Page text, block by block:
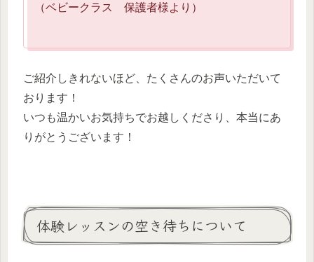
（ベビークラス 保護者様より）
ご紹介しきれないほど、たくさんのお声いただいて
おります！
いつも温かいお気持ちでお越しくださり、本当にあ
りがとうございます！
体験レッスンの空き待ちについて